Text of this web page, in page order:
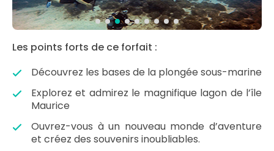
Les points forts de ce forfait :
Découvrez les bases de la plongée sous-marine
Explorez et admirez le magnifique lagon de l’île
Maurice
Ouvrez-vous à un nouveau monde d’aventure
et créez des souvenirs inoubliables.